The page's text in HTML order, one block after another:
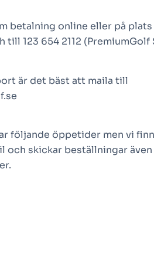
betalning online eller på plats
till 123 654 2112 (PremiumGolf
är det bäst att maila till
följande öppetider men vi
och skickar beställningar